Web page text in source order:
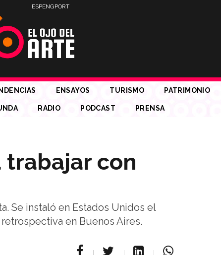
ESPENGPORT
ENSAYOS TURISMO PATRIMONIO
RADIO PODCAST PRENSA
trabajar con
Se instaló en Estados Unidos el
en Buenos Aires.